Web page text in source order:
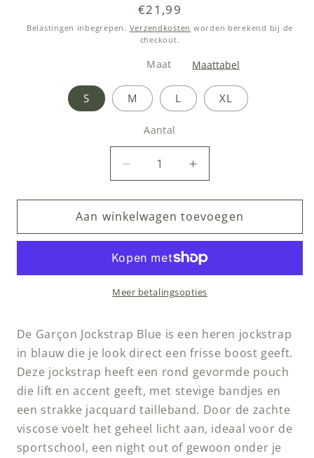
Normale
prijs
€21,99
Belastingen inbegrepen. Verzendkosten worden berekend bij de
checkout.
Maat Maattabel
S M L XL
Aantal
Aantal
Aantal
verlagen
voor
Garçon
Jockstrap
Aantal
verhogen
voor
Garçon
Jockstrap
Aan winkelwagen toevoegen
Meer betalingsopties
De Garçon Jockstrap Blue is een heren jockstrap
in blauw die je look direct een frisse boost geeft.
Deze jockstrap heeft een rond gevormde pouch
die lift en accent geeft, met stevige bandjes en
een strakke jacquard tailleband. Door de zachte
viscose voelt het geheel licht aan, ideaal voor de
sportschool, een night out of gewoon onder je